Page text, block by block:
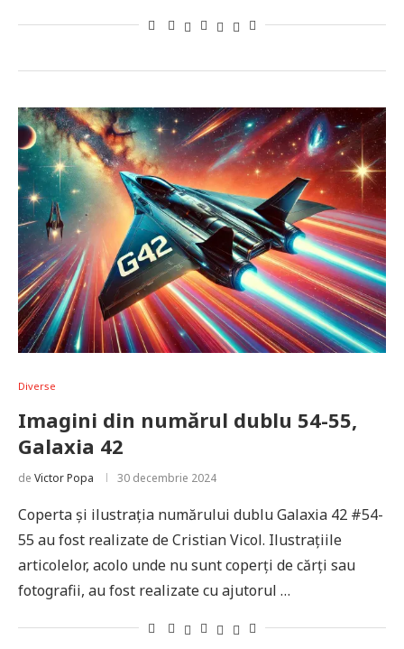
Diverse
Imagini din numărul dublu 54-55,
Galaxia 42
de Victor Popa 30 decembrie 2024
Coperta și ilustrația numărului dublu Galaxia 42 #54-
55 au fost realizate de Cristian Vicol. Ilustrațiile
articolelor, acolo unde nu sunt coperți de cărți sau
fotografii, au fost realizate cu ajutorul …